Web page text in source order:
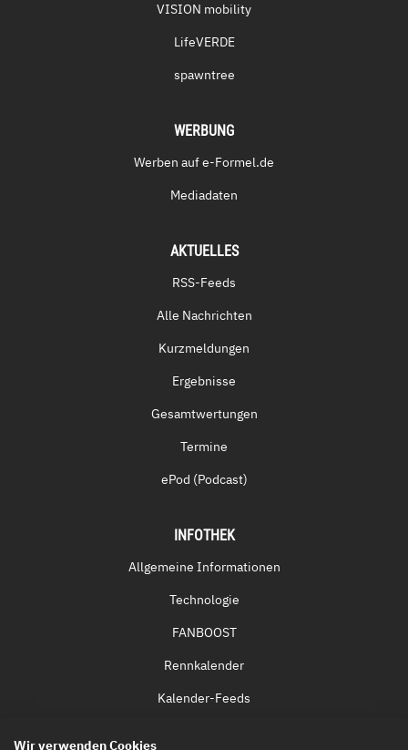
VISION mobility
LifeVERDE
spawntree
WERBUNG
Werben auf e-Formel.de
Mediadaten
AKTUELLES
RSS-Feeds
Alle Nachrichten
Kurzmeldungen
Ergebnisse
Gesamtwertungen
Termine
ePod (Podcast)
INFOTHEK
Allgemeine Informationen
Technologie
FANBOOST
Rennkalender
Kalender-Feeds
Wir verwenden Cookies